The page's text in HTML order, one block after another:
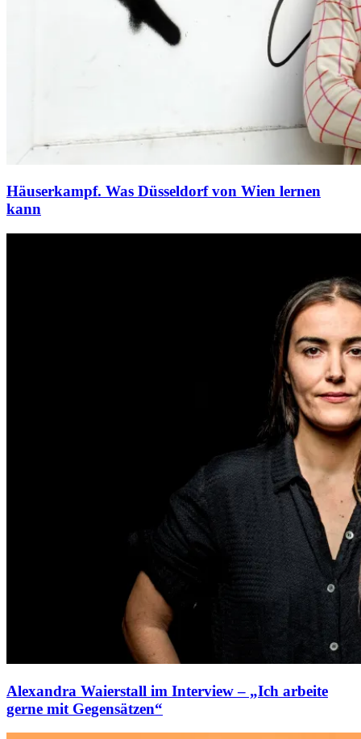
Häuserkampf. Was Düsseldorf von Wien lernen
kann
Alexandra Waierstall im Interview – „Ich arbeite
gerne mit Gegensätzen“